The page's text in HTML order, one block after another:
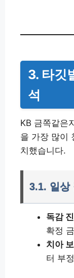
3. 타깃
석
KB 금쪽같은
을 가장 많이
치했습니다.
3.1. 일상
독감
확정
치아
터 부